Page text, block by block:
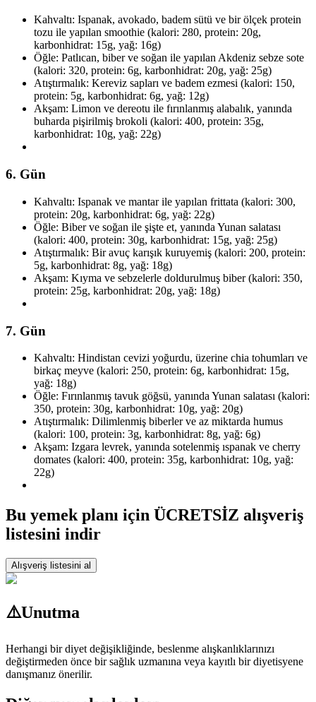
Kahvaltı: Ispanak, avokado, badem sütü ve bir ölçek protein
tozu ile yapılan smoothie (kalori: 280, protein: 20g,
karbonhidrat: 15g, yağ: 16g)
Öğle: Patlıcan, biber ve soğan ile yapılan Akdeniz sebze sote
(kalori: 320, protein: 6g, karbonhidrat: 20g, yağ: 25g)
Atıştırmalık: Kereviz sapları ve badem ezmesi (kalori: 150,
protein: 5g, karbonhidrat: 6g, yağ: 12g)
Akşam: Limon ve dereotu ile fırınlanmış alabalık, yanında
buharda pişirilmiş brokoli (kalori: 400, protein: 35g,
karbonhidrat: 10g, yağ: 22g)
6. Gün
Kahvaltı: Ispanak ve mantar ile yapılan frittata (kalori: 300,
protein: 20g, karbonhidrat: 6g, yağ: 22g)
Öğle: Biber ve soğan ile şişte et, yanında Yunan salatası
(kalori: 400, protein: 30g, karbonhidrat: 15g, yağ: 25g)
Atıştırmalık: Bir avuç karışık kuruyemiş (kalori: 200, protein:
5g, karbonhidrat: 8g, yağ: 18g)
Akşam: Kıyma ve sebzelerle doldurulmuş biber (kalori: 350,
protein: 25g, karbonhidrat: 20g, yağ: 18g)
7. Gün
Kahvaltı: Hindistan cevizi yoğurdu, üzerine chia tohumları ve
birkaç meyve (kalori: 250, protein: 6g, karbonhidrat: 15g,
yağ: 18g)
Öğle: Fırınlanmış tavuk göğsü, yanında Yunan salatası (kalori:
350, protein: 30g, karbonhidrat: 10g, yağ: 20g)
Atıştırmalık: Dilimlenmiş biberler ve az miktarda humus
(kalori: 100, protein: 3g, karbonhidrat: 8g, yağ: 6g)
Akşam: Izgara levrek, yanında sotelenmiş ıspanak ve cherry
domates (kalori: 400, protein: 35g, karbonhidrat: 10g, yağ:
22g)
Bu yemek planı için ÜCRETSİZ alışveriş
listesini indir
Alışveriş listesini al
⚠️Unutma
Herhangi bir diyet değişikliğinde, beslenme alışkanlıklarınızı
değiştirmeden önce bir sağlık uzmanına veya kayıtlı bir diyetisyene
danışmanız önerilir.